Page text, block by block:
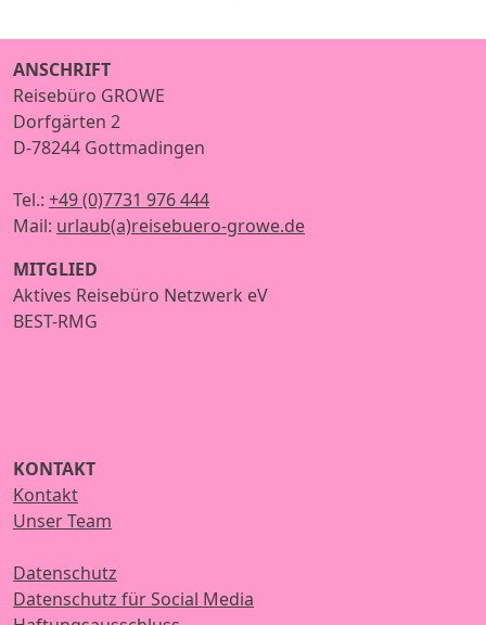
ANSCHRIFT
Reisebüro GROWE
Dorfgärten 2
D-78244 Gottmadingen
Tel.: +49 (0)7731 976 444
Mail: urlaub(a)reisebuero-growe.de
MITGLIED
Aktives Reisebüro Netzwerk eV
BEST-RMG
KONTAKT
Kontakt
Unser Team
Datenschutz
Datenschutz für Social Media